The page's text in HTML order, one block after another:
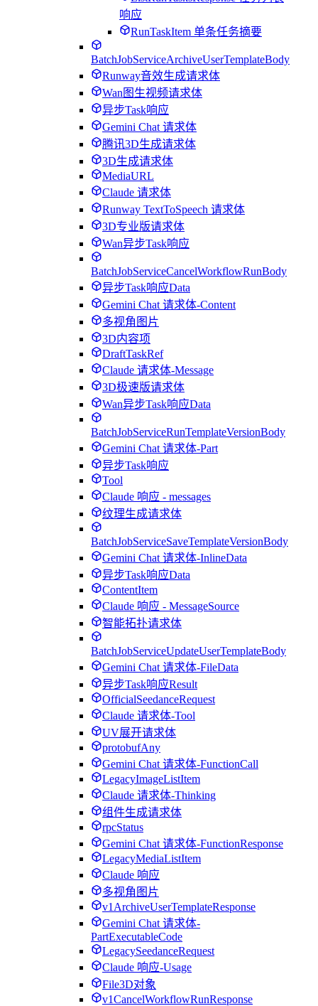
响应
RunTaskItem 单条任务摘要
BatchJobServiceArchiveUserTemplateBody
Runway音效生成请求体
Wan图生视频请求体
异步Task响应
Gemini Chat 请求体
腾讯3D生成请求体
3D生成请求体
MediaURL
Claude 请求体
Runway TextToSpeech 请求体
3D专业版请求体
Wan异步Task响应
BatchJobServiceCancelWorkflowRunBody
异步Task响应Data
Gemini Chat 请求体-Content
多视角图片
3D内容项
DraftTaskRef
Claude 请求体-Message
3D极速版请求体
Wan异步Task响应Data
BatchJobServiceRunTemplateVersionBody
Gemini Chat 请求体-Part
异步Task响应
Tool
Claude 响应 - messages
纹理生成请求体
BatchJobServiceSaveTemplateVersionBody
Gemini Chat 请求体-InlineData
异步Task响应Data
ContentItem
Claude 响应 - MessageSource
智能拓扑请求体
BatchJobServiceUpdateUserTemplateBody
Gemini Chat 请求体-FileData
异步Task响应Result
OfficialSeedanceRequest
Claude 请求体-Tool
UV展开请求体
protobufAny
Gemini Chat 请求体-FunctionCall
LegacyImageListItem
Claude 请求体-Thinking
组件生成请求体
rpcStatus
Gemini Chat 请求体-FunctionResponse
LegacyMediaListItem
Claude 响应
多视角图片
v1ArchiveUserTemplateResponse
Gemini Chat 请求体-
PartExecutableCode
LegacySeedanceRequest
Claude 响应-Usage
File3D对象
v1CancelWorkflowRunResponse